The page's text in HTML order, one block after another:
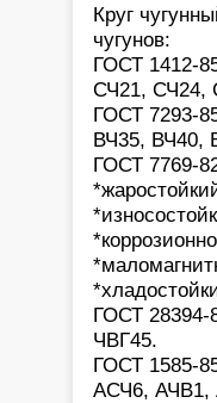
Круг
чугунов:
ГОСТ 1412-
СЧ21, СЧ24,
ГОСТ 7293-
ВЧ35, ВЧ40,
ГОСТ 7769-
ГОСТ 28394-
ЧВГ45.
ГОСТ 1585-
АСЧ6, АЧВ1,